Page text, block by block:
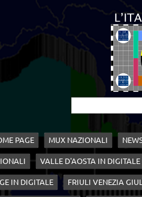
PAGE MUX NAZIONALI
VALLE D'AOSTA IN DIGITALE
IN DIGITALE FRIULI VENEZIA